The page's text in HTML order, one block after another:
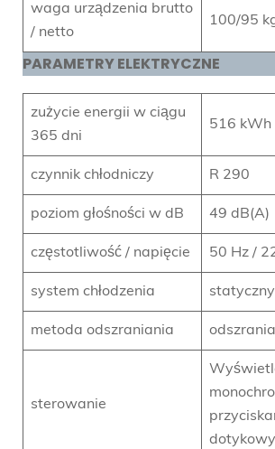
waga urządzenia brutto
/ netto
100/95
PARAMETRY ELEKTRYCZNE
zużycie energii w ciągu
365 dni
516 kWh
czynnik chłodniczy R 290
poziom głośności w dB 49 dB(A)
częstotliwość / napięcie 50 Hz /
system chłodzenia statyczny
metoda odszraniania
sterowanie